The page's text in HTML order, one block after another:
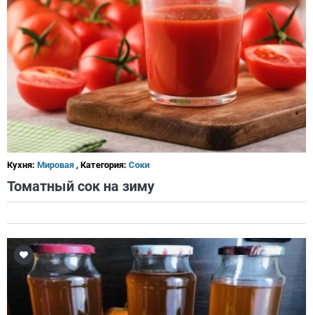
Кухня: Мировая , Категория: Соки
Томатный сок на зиму